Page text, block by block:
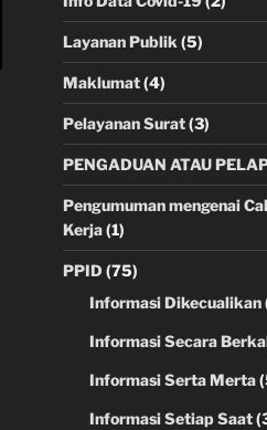
Layanan Publik (5)
Maklumat(4)
Pelayanan Surat(3)
PENGADUAN ATAU
Pengumuman mengenai
Kerja(1)
PPID (75)
Informasi Dikecualikan
Informasi Secara
Informasi Serta Merta
Informasi Setiap Saat